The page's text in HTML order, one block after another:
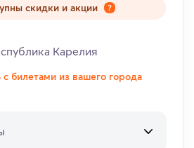
скидки и акции
Карелия
с билетами из вашего города